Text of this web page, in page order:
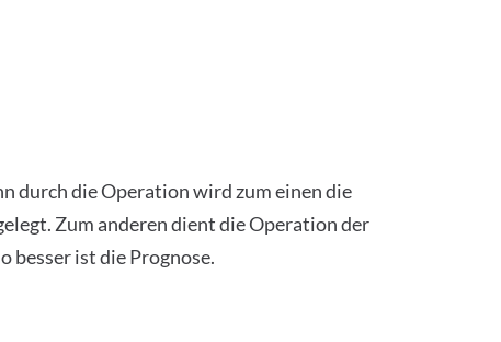
durch die Operation wird zum einen die
Zum anderen dient die Operation der
besser ist die Prognose.